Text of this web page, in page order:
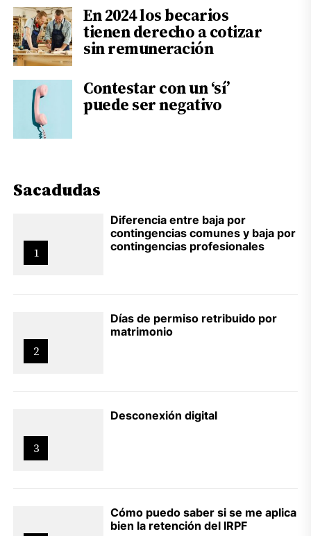
En 2024 los becarios
tienen derecho a cotizar
sin remuneración
Contestar con un ‘sí’
puede ser negativo
Sacadudas
1
Diferencia entre baja por
contingencias comunes y baja por
contingencias profesionales
2
Días de permiso retribuido por
matrimonio
3
Desconexión digital
Cómo puedo saber si se me aplica
bien la retención del IRPF